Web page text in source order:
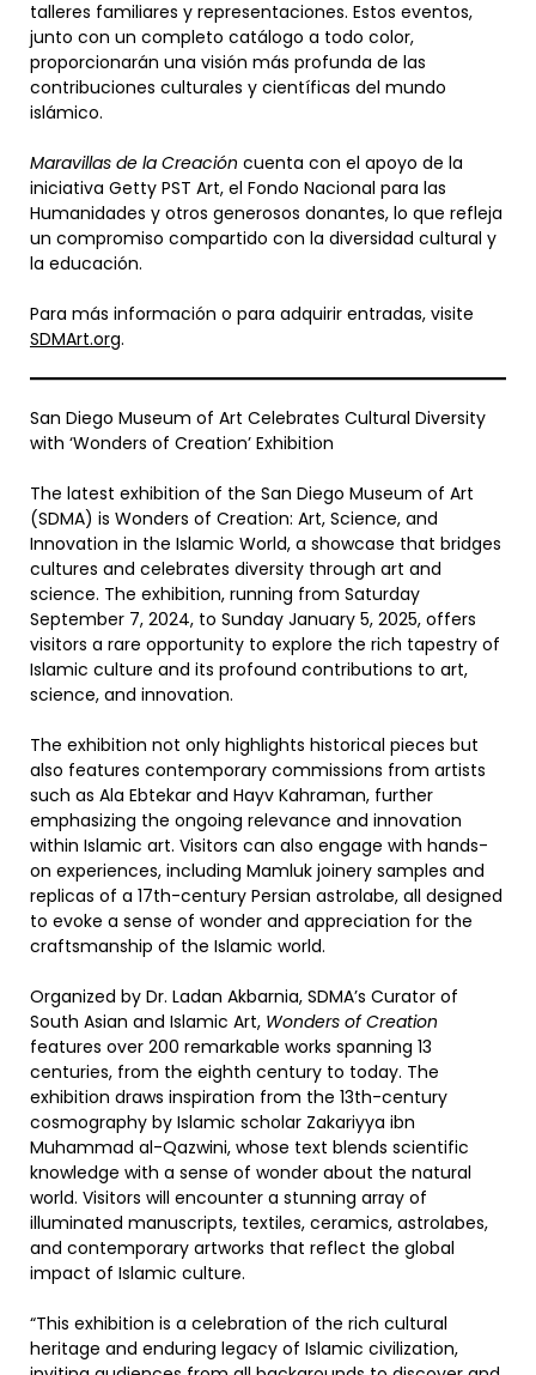
talleres familiares y representaciones. Estos eventos,
junto con un completo catálogo a todo color,
proporcionarán una visión más profunda de las
contribuciones culturales y científicas del mundo
islámico.
Maravillas de la Creación cuenta con el apoyo de la
iniciativa Getty PST Art, el Fondo Nacional para las
Humanidades y otros generosos donantes, lo que refleja
un compromiso compartido con la diversidad cultural y
la educación.
Para más información o para adquirir entradas, visite
SDMArt.org.
San Diego Museum of Art Celebrates Cultural Diversity
with ‘Wonders of Creation’ Exhibition
The latest exhibition of the San Diego Museum of Art
(SDMA) is Wonders of Creation: Art, Science, and
Innovation in the Islamic World, a showcase that bridges
cultures and celebrates diversity through art and
science. The exhibition, running from Saturday
September 7, 2024, to Sunday January 5, 2025, offers
visitors a rare opportunity to explore the rich tapestry of
Islamic culture and its profound contributions to art,
science, and innovation.
The exhibition not only highlights historical pieces but
also features contemporary commissions from artists
such as Ala Ebtekar and Hayv Kahraman, further
emphasizing the ongoing relevance and innovation
within Islamic art. Visitors can also engage with hands-
on experiences, including Mamluk joinery samples and
replicas of a 17th-century Persian astrolabe, all designed
to evoke a sense of wonder and appreciation for the
craftsmanship of the Islamic world.
Organized by Dr. Ladan Akbarnia, SDMA’s Curator of
South Asian and Islamic Art, Wonders of Creation
features over 200 remarkable works spanning 13
centuries, from the eighth century to today. The
exhibition draws inspiration from the 13th-century
cosmography by Islamic scholar Zakariyya ibn
Muhammad al-Qazwini, whose text blends scientific
knowledge with a sense of wonder about the natural
world. Visitors will encounter a stunning array of
illuminated manuscripts, textiles, ceramics, astrolabes,
and contemporary artworks that reflect the global
impact of Islamic culture.
“This exhibition is a celebration of the rich cultural
heritage and enduring legacy of Islamic civilization,